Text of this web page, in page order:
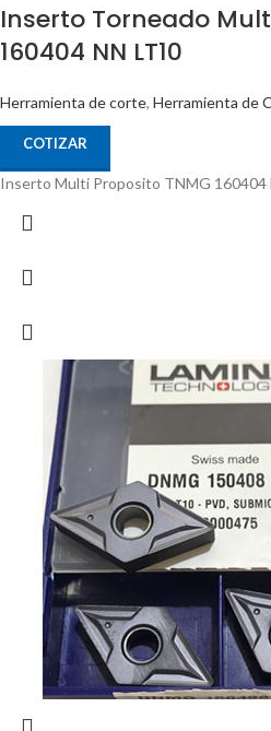
Inserto Torneado
160404 NN LT10
Herramienta de corte, Herramienta de
COTIZAR
Inserto Multi Proposito TNMG 160404